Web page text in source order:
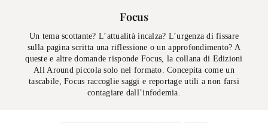
Le Collane
Catalogo
Focus
Un tema scottante? L’attualità incalza? L’urgenza di fissare
sulla pagina scritta una riflessione o un approfondimento? A
queste e altre domande risponde Focus, la collana di Edizioni
All Around piccola solo nel formato. Concepita come un
tascabile, Focus raccoglie saggi e reportage utili a non farsi
contagiare dall’infodemia.